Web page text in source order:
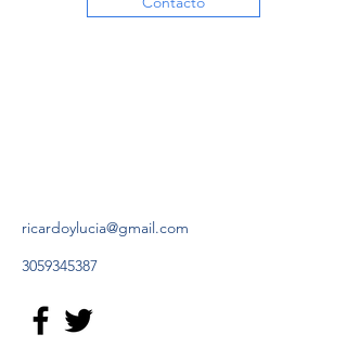
ricardoylucia@gmail.com
3059345387